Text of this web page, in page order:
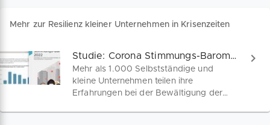
Mehr zur Resilienz kleiner Unternehmen in Krisenzeiten
Studie: Corona Stimmungs-Barometer 2022
Mehr als 1.000 Selbstständige und
kleine Unternehmen teilen ihre
Erfahrungen bei der Bewältigung der